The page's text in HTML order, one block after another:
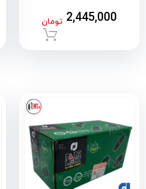
2,445,000 تومان